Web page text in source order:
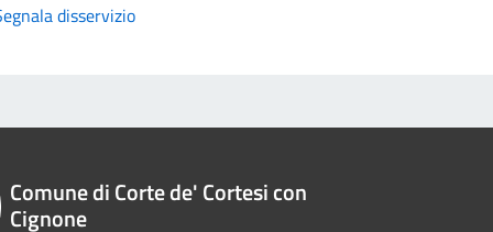
disservizio
Comune di Corte de' Cortesi con
Cignone